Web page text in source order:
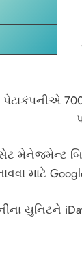
મેનેજમેન્ટ
માટે
યુનિટને